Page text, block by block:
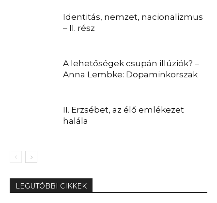
Identitás, nemzet, nacionalizmus
– II. rész
A lehetőségek csupán illúziók? –
Anna Lembke: Dopaminkorszak
II. Erzsébet, az élő emlékezet
halála
LEGUTÓBBI CIKKEK